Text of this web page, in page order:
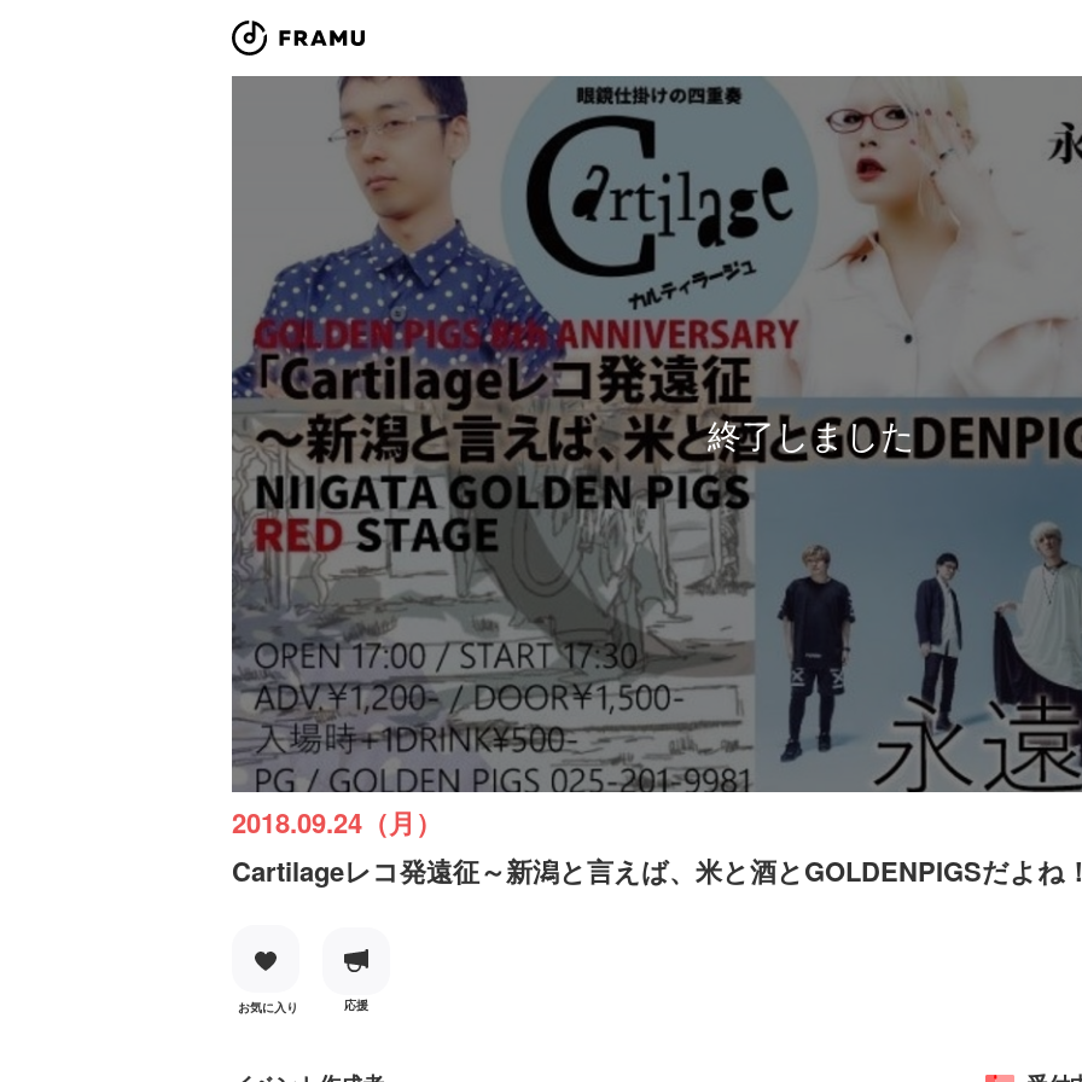
終了しました
2018.09.24（月）
Cartilageレコ発遠征～新潟と言えば、米と酒とGOLDENPIGSだよね
お気に入り 応援